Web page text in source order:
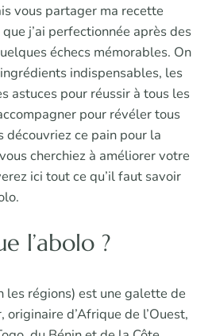
vous partager ma recette
j’ai perfectionnée après des
échecs mémorables. On
indispensables, les
astuces pour réussir à tous les
pour révéler tous
découvriez ce pain pour la
cherchiez à améliorer votre
ici tout ce qu’il faut savoir
l’abolo ?
les régions) est une galette de
d’Afrique de l’Ouest,